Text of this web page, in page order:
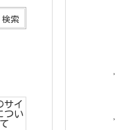
›
›
サイ
つい
て